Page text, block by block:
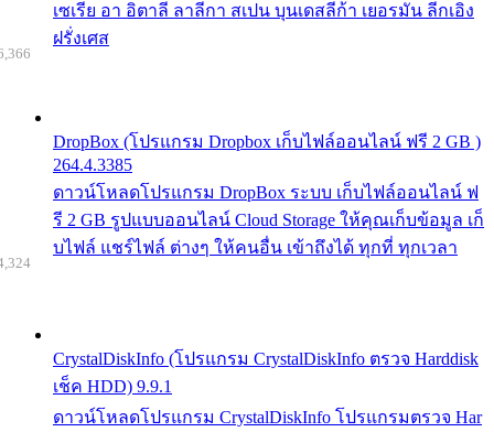
เซเรีย อา อิตาลี ลาลีกา สเปน บุนเดสลีก้า เยอรมัน ลีกเอิง
ฝรั่งเศส
DropBox (โปรแกรม Dropbox เก็บไฟล์ออนไลน์ ฟรี 2 GB )
264.4.3385
ดาวน์โหลดโปรแกรม DropBox ระบบ เก็บไฟล์ออนไลน์ ฟ
รี 2 GB รูปแบบออนไลน์ Cloud Storage ให้คุณเก็บข้อมูล เก็
บไฟล์ แชร์ไฟล์ ต่างๆ ให้คนอื่น เข้าถึงได้ ทุกที่ ทุกเวลา
CrystalDiskInfo (โปรแกรม CrystalDiskInfo ตรวจ Harddisk
เช็ค HDD) 9.9.1
ดาวน์โหลดโปรแกรม CrystalDiskInfo โปรแกรมตรวจ Har